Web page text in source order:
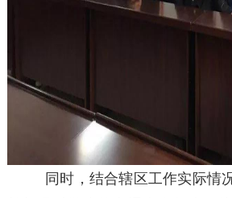
同时，结合辖区工作实际情况